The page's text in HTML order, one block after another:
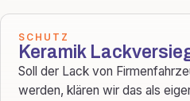
SCHUTZ
Keramik
Soll der Lack von
werden, klären wir das als